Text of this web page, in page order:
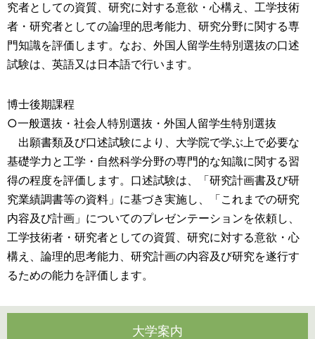
究者としての資質、研究に対する意欲・心構え、工学技術
者・研究者としての論理的思考能力、研究分野に関する専
門知識を評価します。なお、外国人留学生特別選抜の口述
試験は、英語又は日本語で行います。
博士後期課程
○一般選抜・社会人特別選抜・外国人留学生特別選抜
出願書類及び口述試験により、大学院で学ぶ上で必要な
基礎学力と工学・自然科学分野の専門的な知識に関する習
得の程度を評価します。口述試験は、「研究計画書及び研
究業績調書等の資料」に基づき実施し、「これまでの研究
内容及び計画」についてのプレゼンテーションを依頼し、
工学技術者・研究者としての資質、研究に対する意欲・心
構え、論理的思考能力、研究計画の内容及び研究を遂行す
るための能力を評価します。
大学案内